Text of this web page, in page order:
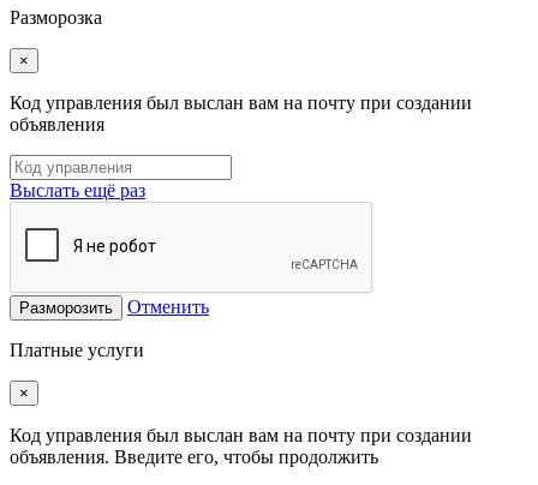
Разморозка
×
Код управления был выслан вам на почту при создании
объявления
Выслать ещё раз
Разморозить Отменить
Платные услуги
×
Код управления был выслан вам на почту при создании
объявления. Введите его, чтобы продолжить